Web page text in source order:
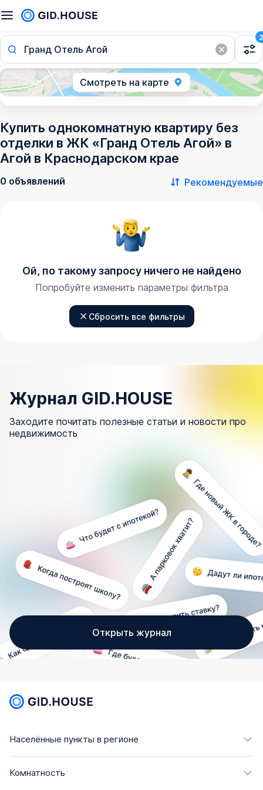
Гранд Отель Агой
2
Смотреть на карте
Купить однокомнатную квартиру без
отделки в ЖК «Гранд Отель Агой» в
Агой в Краснодарском крае
0 объявлений Рекомендуемые
Ой, по такому запросу ничего не найдено
Попробуйте изменить параметры фильтра
Сбросить все фильтры
Журнал GID.HOUSE
Заходите почитать полезные статьи и новости про
недвижимость
Открыть журнал
Населённые пункты в регионе
Комнатность